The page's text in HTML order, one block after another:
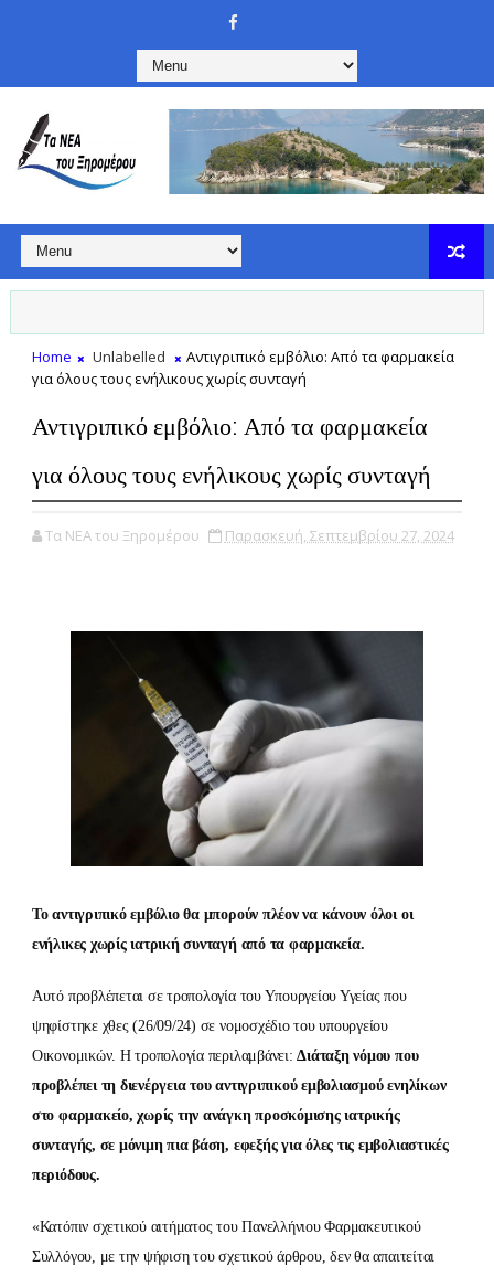
Home Unlabelled
Αντιγριπικό εμβόλιο: Από τα φαρμακεία
για όλους τους ενήλικους χωρίς συνταγή
Αντιγριπικό εμβόλιο: Από τα φαρμακεία
για όλους τους ενήλικους χωρίς συνταγή
Τα ΝΕΑ του Ξηρομέρου Παρασκευή, Σεπτεμβρίου 27, 2024
Το αντιγριπικό εμβόλιο θα μπορούν πλέον να κάνουν όλοι οι
ενήλικες χωρίς ιατρική συνταγή από τα φαρμακεία.
Αυτό προβλέπεται σε τροπολογία του Υπουργείου Υγείας που
ψηφίστηκε χθες (26/09/24) σε νομοσχέδιο του υπουργείου
Οικονομικών. Η τροπολογία περιλαμβάνει:Διάταξη νόμου που
προβλέπει τη διενέργεια του αντιγριπικού εμβολιασμού ενηλίκων
στο φαρμακείο, χωρίς την ανάγκη προσκόμισης ιατρικής
συνταγής, σε μόνιμη πια βάση, εφεξής για όλες τις εμβολιαστικές
περιόδους.
«Κατόπιν σχετικού αιτήματος του Πανελλήνιου Φαρμακευτικού
Συλλόγου, με την ψήφιση του σχετικού άρθρου, δεν θα απαιτείται